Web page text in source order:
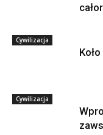
Cywilizacja
Cywilizacja